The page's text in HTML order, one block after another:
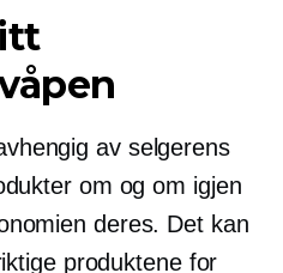
av selgerens
om og om igjen
deres. Det kan
produktene for